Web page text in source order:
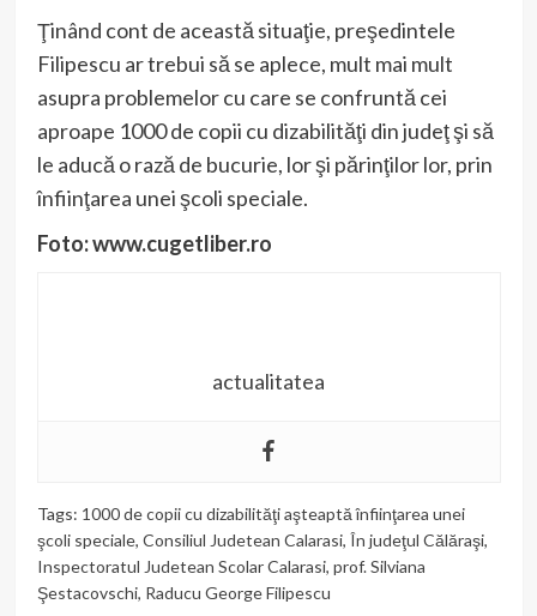
Ţinând cont de această situaţie, preşedintele
Filipescu ar trebui să se aplece, mult mai mult
asupra problemelor cu care se confruntă cei
aproape 1000 de copii cu dizabilităţi din judeţ şi să
le aducă o rază de bucurie, lor şi părinţilor lor, prin
înfiinţarea unei şcoli speciale.
Foto: www.cugetliber.ro
actualitatea
Tags: 1000 de copii cu dizabilităţi aşteaptă înfiinţarea unei
şcoli speciale, Consiliul Judetean Calarasi, În judeţul Călăraşi,
Inspectoratul Judetean Scolar Calarasi, prof. Silviana
Şestacovschi, Raducu George Filipescu